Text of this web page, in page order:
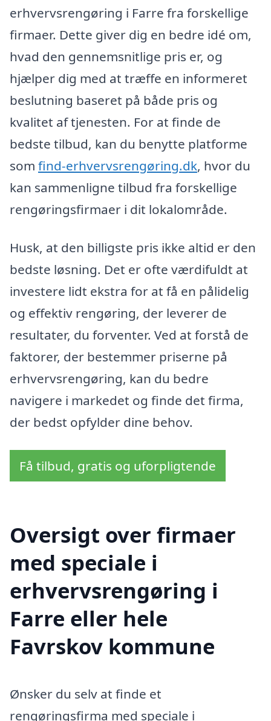
erhvervsrengøring i Farre fra forskellige
firmaer. Dette giver dig en bedre idé om,
hvad den gennemsnitlige pris er, og
hjælper dig med at træffe en informeret
beslutning baseret på både pris og
kvalitet af tjenesten. For at finde de
bedste tilbud, kan du benytte platforme
som find-erhvervsrengøring.dk, hvor du
kan sammenligne tilbud fra forskellige
rengøringsfirmaer i dit lokalområde.
Husk, at den billigste pris ikke altid er den
bedste løsning. Det er ofte værdifuldt at
investere lidt ekstra for at få en pålidelig
og effektiv rengøring, der leverer de
resultater, du forventer. Ved at forstå de
faktorer, der bestemmer priserne på
erhvervsrengøring, kan du bedre
navigere i markedet og finde det firma,
der bedst opfylder dine behov.
Få tilbud, gratis og uforpligtende
Oversigt over firmaer
med speciale i
erhvervsrengøring i
Farre eller hele
Favrskov kommune
Ønsker du selv at finde et
rengøringsfirma med speciale i